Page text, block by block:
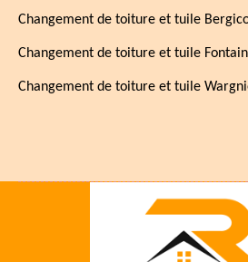
Changement de toiture et tuile
Changement de toiture et tuile
Changement de toiture et tuile